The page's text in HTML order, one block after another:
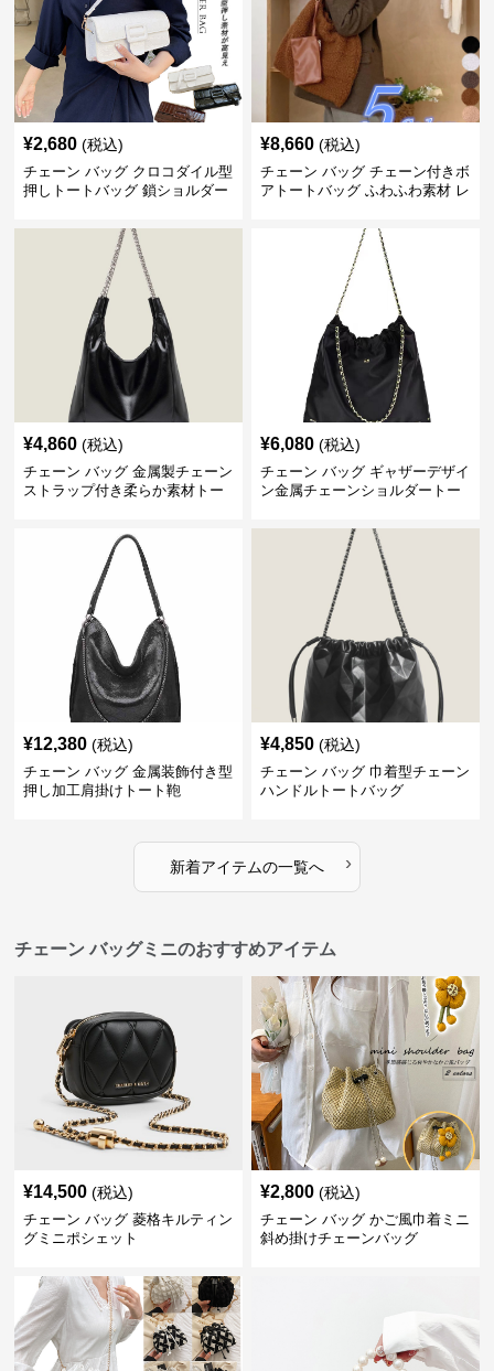
¥2,680 (税込)
チェーン バッグ クロコダイル型
押しトートバッグ 鎖ショルダー
¥8,660 (税込)
チェーン バッグ チェーン付きボ
アトートバッグ ふわふわ素材 レ
¥4,860 (税込)
チェーン バッグ 金属製チェーン
ストラップ付き柔らか素材トー
¥6,080 (税込)
チェーン バッグ ギャザーデザイ
ン金属チェーンショルダートー
¥12,380 (税込)
チェーン バッグ 金属装飾付き型
押し加工肩掛けトート鞄
¥4,850 (税込)
チェーン バッグ 巾着型チェーン
ハンドルトートバッグ
新着アイテムの一覧へ ›
チェーン バッグミニのおすすめアイテム
¥14,500 (税込)
チェーン バッグ 菱格キルティン
グミニポシェット
¥2,800 (税込)
チェーン バッグ かご風巾着ミニ
斜め掛けチェーンバッグ